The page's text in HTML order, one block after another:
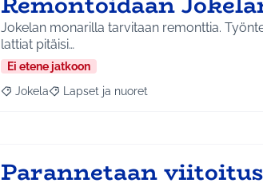
Jokelan monarilla tarvitaan remonttia.
lattiat pitäisi…
Ei etene jatkoon
Rajaa tulokset aihepiirin mukaan: Jokela
Jokela Rajaa tulokset teeman mukaan: Lapset
Lapset ja nuoret
Parannetaan